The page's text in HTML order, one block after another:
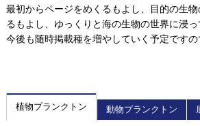
最初からページをめくるもよし、目的の生
るもよし、ゆっくりと海の生物の世界に浸っ
今後も随時掲載種を増やしていく予定ですの
植物プランクトン 動物プランクトン